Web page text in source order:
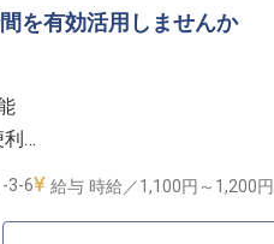
を有効活用しませんか
ート
3-6 給与 時給／1,100円～ 1,200円